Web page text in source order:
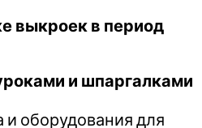
выкроек в период
и шпаргалками
оборудования для